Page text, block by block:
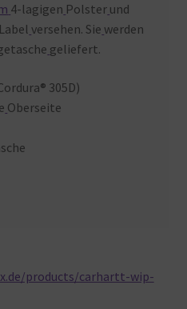
4-lagigen Polster und
Label versehen. Sie werden
geliefert.
305D)
Oberseite
products/carhartt-wip-